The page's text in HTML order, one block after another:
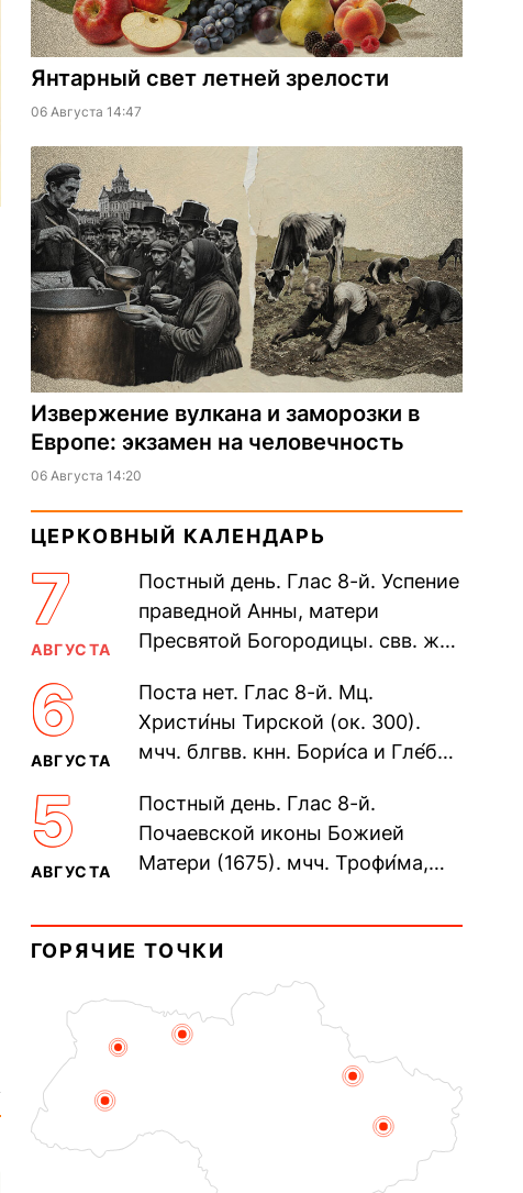
Янтарный свет летней зрелости
06 Августа 14:47
Извержение вулкана и заморозки в
Европе: экзамен на человечность
06 Августа 14:20
ЦЕРКОВНЫЙ КАЛЕНДАРЬ
7
АВГУСТА
Постный день. Глас 8-й. Успение
праведной Анны, матери
Пресвятой Богородицы. свв. жен
прп. Евпракси́и девы,...
6
АВГУСТА
Поста нет. Глас 8-й. Мц.
Христи́ны Тирской (ок. 300).
мчч. блгвв. кнн. Бори́са и Гле́ба,
Дави́да (1015). Прп....
5
АВГУСТА
Постный день. Глас 8-й.
Почаевской иконы Божией
Матери (1675). мчч. Трофи́ма,
мучеников (284–305). прав.
воина Фео́дора...
ГОРЯЧИЕ ТОЧКИ